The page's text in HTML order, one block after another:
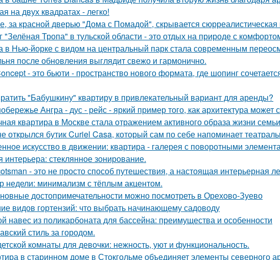
на двух квадратах - легко!
за красной дверью "Дома с Помадой", скрывается сюрреалистическая
"Зелёная Тропа" в тульской области - это отдых на природе с
в Нью-йорке с видом на центральный парк стала современным
после обновления выглядит свежо и гармонично.
- это бьюти - пространство нового формата, где шопинг
"Бабушкину" квартиру в привлекательный вариант для аренды?
Ангра - дус - рейс - яркий пример того, как архитектура
квартира в Москве стала отражением активного образа жизни
открылся бутик Curiel Casa, который сам по себе напоминает
искусство в движении: квартира - галерея с поворотными
интерьера: стеклянное зонирование.
- это не просто способ путешествия, а настоящая интерьерная
недели: минимализм с тёплым акцентом.
достопримечательности можно посмотреть в Орехово-Зуево
видов гортензий: что выбрать начинающему садоводу
навес из поликарбоната для бассейна: преимущества и особенности
стиль за городом.
комнаты для девочки: нежность, уют и функциональность.
в старинном доме в Стокгольме объединяет элементы северного